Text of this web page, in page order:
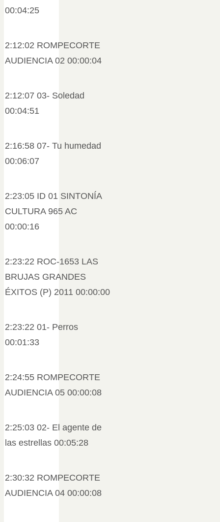
00:04:25
2:12:02 ROMPECORTE
AUDIENCIA 02 00:00:04
2:12:07 03- Soledad
00:04:51
2:16:58 07- Tu humedad
00:06:07
2:23:05 ID 01 SINTONÍA
CULTURA 965 AC
00:00:16
2:23:22 ROC-1653 LAS
BRUJAS GRANDES
ÉXITOS (P) 2011 00:00:00
2:23:22 01- Perros
00:01:33
2:24:55 ROMPECORTE
AUDIENCIA 05 00:00:08
2:25:03 02- El agente de
las estrellas 00:05:28
2:30:32 ROMPECORTE
AUDIENCIA 04 00:00:08